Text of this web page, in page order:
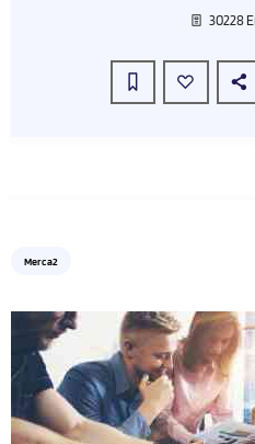
30228
Merca2